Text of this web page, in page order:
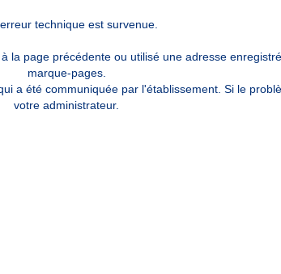
technique est survenue.
la page précédente ou utilisé une adresse
marque-pages.
a été communiquée par l'établissement. Si le
votre administrateur.